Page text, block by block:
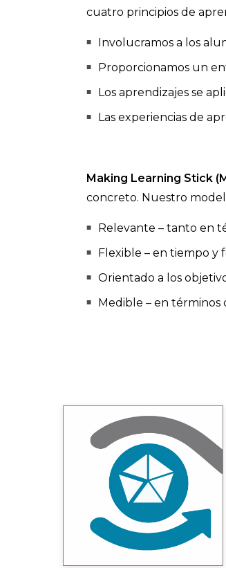
cuatro principios de
Involucramos a los
Proporcionamos un
Los aprendizajes se
Las experiencias de
Making Learning Stick
concreto. Nuestro
Relevante – tanto en
Flexible – en tiempo y
Orientado a los
Medible – en términos
Contexto
Entender el contexto del negocio
y la perspectiva de los
participantes es fundamental
para realizar un proyecto
adecuado a los objetivos de